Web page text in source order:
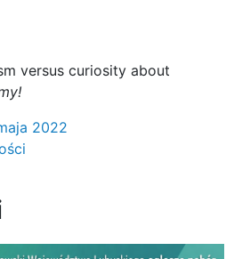
versus curiosity about
2022